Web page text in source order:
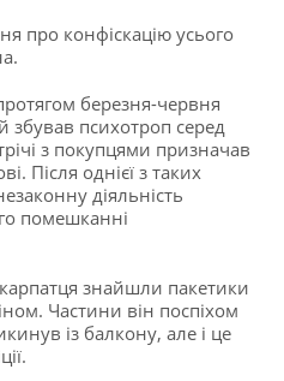
про конфіскацію усього
березня-червня
психотроп серед
з покупцями призначав
Після однієї з таких
діяльність
помешканні
знайшли пакетики
Частини він поспіхом
із балкону, але і це